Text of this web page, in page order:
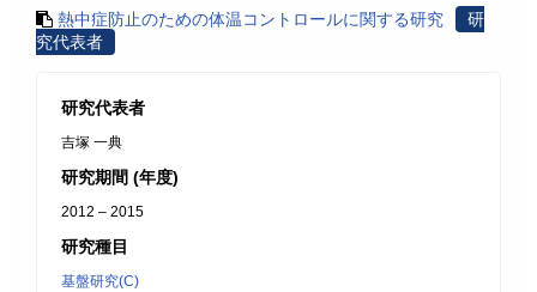
熱中症防止のための体温コントロールに関する研究
研
究代表者
研究代表者
吉塚 一典
研究期間 (年度)
2012 – 2015
研究種目
基盤研究(C)